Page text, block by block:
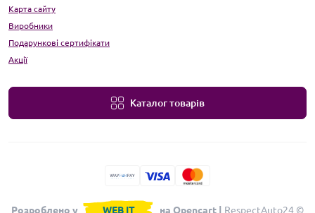
Карта сайту
Виробники
Подарункові сертифікати
Акції
Каталог товарів
Розроблено у WEB IT на Opencart | RespectAuto24 ©